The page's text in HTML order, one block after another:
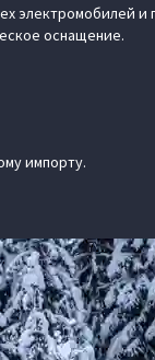
электромобилей и
оснащение.
импорту.